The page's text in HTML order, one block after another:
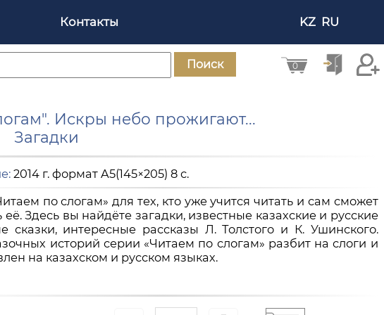
Контакты KZ RU
Поиск 0
Искры небо прожигают...
Загадки
2014 г. формат A5(145×205) 8 с.
по слогам» для тех, кто уже учится читать и сам сможет
её. Здесь вы найдёте загадки, известные казахские и русские
сказки, интересные рассказы Л. Толстого и К. Ушинского.
историй серии «Читаем по слогам» разбит на слоги и
на казахском и русском языках.